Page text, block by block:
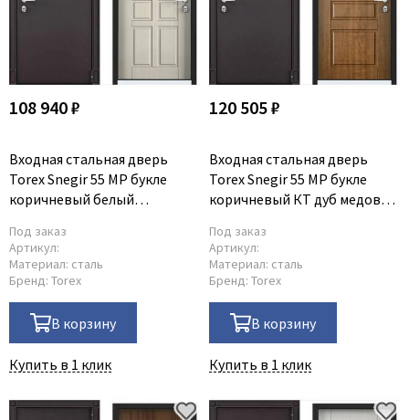
108 940 ₽
Входная стальная дверь
Torex Snegir 55 MP букле
коричневый белый
Под заказ
Артикул:
Материал: сталь
Бренд: Torex
В корзину
Купить в 1 клик
120 505 ₽
Входная стальная дверь
Torex Snegir 55 MP букле
коричневый КТ дуб медовый
Под заказ
Артикул:
Материал: сталь
Бренд: Torex
В корзину
Купить в 1 клик